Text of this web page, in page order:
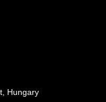
Hungary